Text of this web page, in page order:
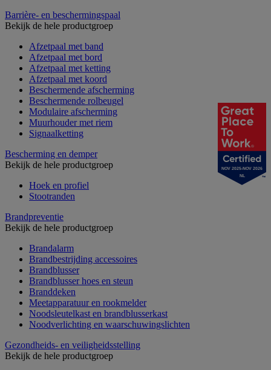
Barrière- en beschermingspaal
Bekijk de hele productgroep
Afzetpaal met band
Afzetpaal met bord
Afzetpaal met ketting
Afzetpaal met koord
Beschermende afscherming
Beschermende rolbeugel
Modulaire afscherming
Muurhouder met riem
Signaalketting
Bescherming en demper
Bekijk de hele productgroep
Hoek en profiel
Stootranden
Brandpreventie
Bekijk de hele productgroep
Brandalarm
Brandbestrijding accessoires
Brandblusser
Brandblusser hoes en steun
Branddeken
Meetapparatuur en rookmelder
Noodsleutelkast en brandblusserkast
Noodverlichting en waarschuwingslichten
Gezondheids- en veiligheidsstelling
Bekijk de hele productgroep
NOV 2025-NOV 2026
NL